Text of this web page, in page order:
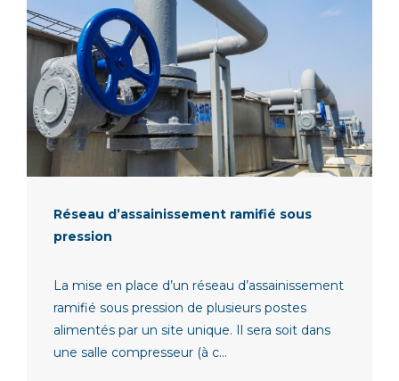
Réseau d’assainissement ramifié sous
pression
La mise en place d’un réseau d’assainissement
ramifié sous pression de plusieurs postes
alimentés par un site unique. Il sera soit dans
une salle compresseur (à c...